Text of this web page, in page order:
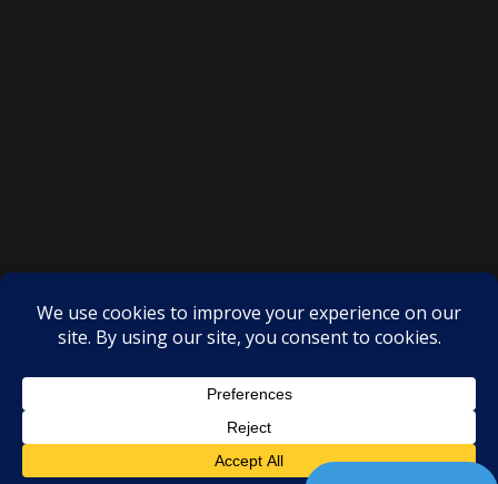
Proudly powered by WordPress |Theme: SuperMag byAcme